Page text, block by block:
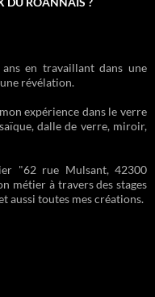
en travaillant dans une
révélation.
expérience dans le verre
dalle de verre, miroir,
"62 rue Mulsant, 42300
métier à travers des stages
aussi toutes mes créations.